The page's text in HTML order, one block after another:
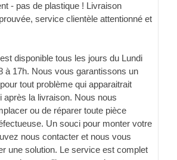
- pas de plastique ! Livraison
service clientèle attentionné et
disponible tous les jours du Lundi
à 17h. Nous vous garantissons un
tout problème qui apparaitrait
après la livraison. Nous nous
ou de réparer toute pièce
Un souci pour monter votre
nous contacter et nous vous
une solution. Le service est complet